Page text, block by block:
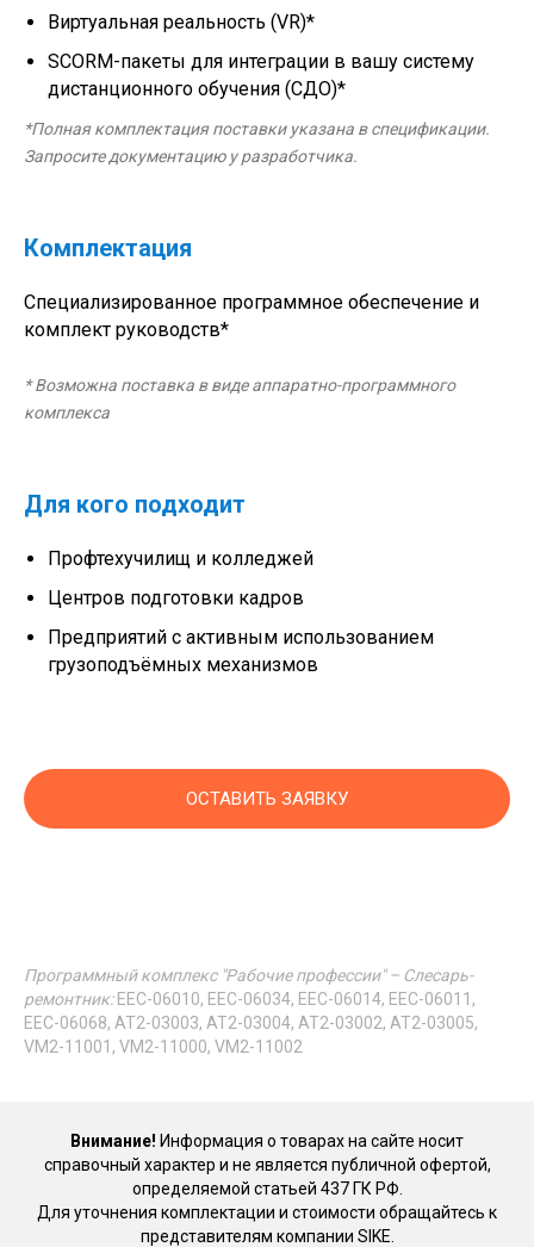
Виртуальная реальность (VR)*
SCORM-пакеты для интеграции в вашу систему
дистанционного обучения (СДО)*
*Полная комплектация поставки указана в спецификации.
Запросите документацию у разработчика.
Комплектация
Специализированное программное обеспечение и
комплект руководств*
* Возможна поставка в виде аппаратно-программного
комплекса
Для кого подходит
Профтехучилищ и колледжей
Центров подготовки кадров
Предприятий с активным использованием
грузоподъёмных механизмов
ОСТАВИТЬ ЗАЯВКУ
Программный комплекс "Рабочие профессии" – Слесарь-
ремонтник: EEC-06010, EEC-06034, EEC-06014, EEC-06011,
EEC-06068, AT2-03003, AT2-03004, AT2-03002, AT2-03005,
VM2-11001, VM2-11000, VM2-11002
Внимание! Информация о товарах на сайте носит
справочный характер и не является публичной офертой,
определяемой статьей 437 ГК РФ.
Для уточнения комплектации и стоимости обращайтесь к
представителям компании SIKE.